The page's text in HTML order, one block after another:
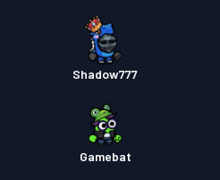
Shadow777
Gamebat